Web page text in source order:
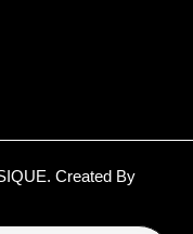
Created By